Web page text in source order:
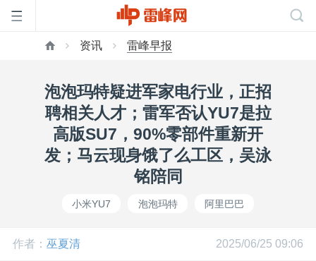
页
雷
资讯 雷峰早报
泡泡玛特疑进军家电行业，正招
聘相关人才；雷军否认YU7是拉
高版SU7，90%零部件重新开
发；马云现身饿了么工区，吴泳
铭陪同
小米YU7 泡泡玛特 阿里巴巴
作者： 巫夏清 2025/06/25 09:06